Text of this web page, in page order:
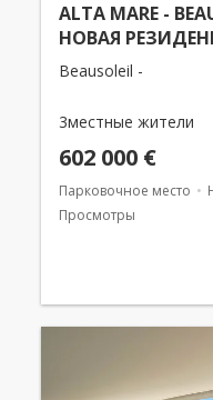
ALTA MARE -
НОВАЯ
Beausoleil -
3местные жители
602 000 €
Парковочное место
Просмотры